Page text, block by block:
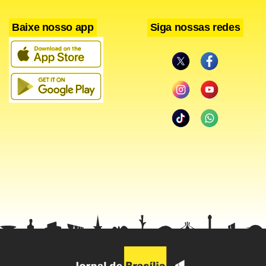
Estados Unidos. Os custos de captação destes países
podem ficar mais altos, destaca ela. Por outro lado, a
recuperação do crescimento norte-americano e de outros
Baixe nosso app Siga nossas redes